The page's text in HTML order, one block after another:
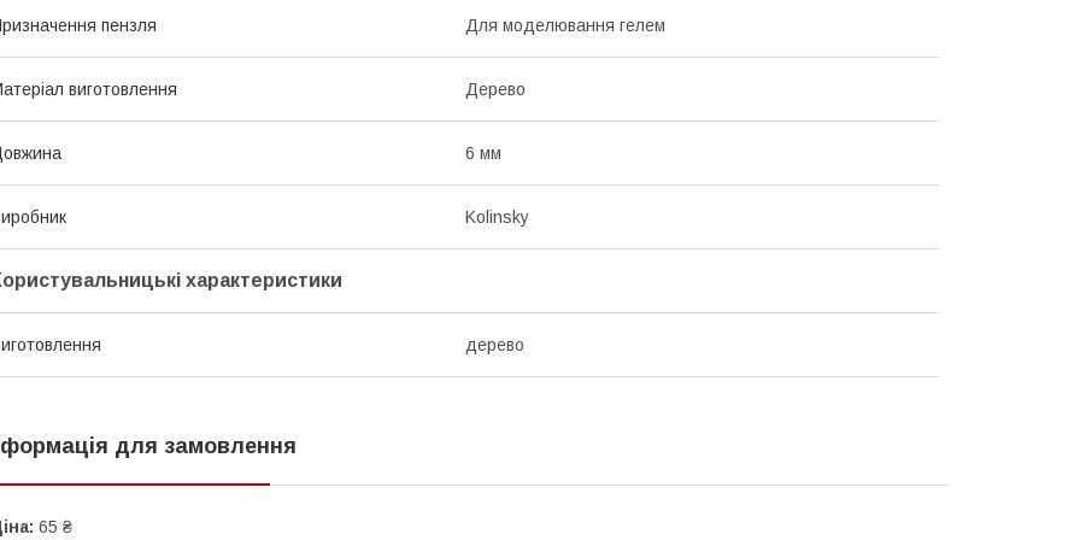
пензля Для моделювання гелем
виготовлення Дерево
6 мм
Kolinsky
характеристики
дерево
для замовлення
65 ₴